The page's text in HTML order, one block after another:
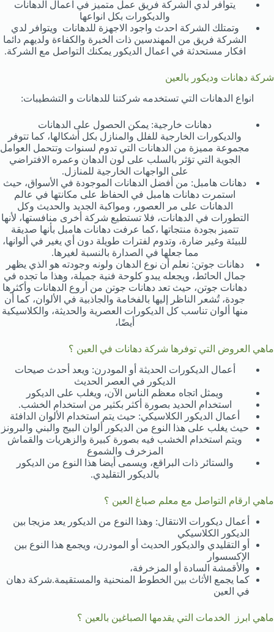
يتوافر لدي الشركة فريق عمل متميز في اعمال الدهانات
والديكورات بكل انواعها
وتمتلك الشركة احدث واجود الاجهزة للدهانات ويتوافر لدي
الشركة فريق من المهندسين ذات الخبرة والكفاءة ولديهم دائما
افكار مستحدثة في اعمال الديكور يمكنك التواصل مع الشركة.
شركة دهانات وديكور بالعين
انواع الدهانات التي تستخدمه شركتنا للدهانات و التشطيبات:
دهانات خارجية: يمكن الحصول على الدهانات
والديكورات الخارجية للفلل والمنازل بكل أشكالها، كما تتوفر
مجموعة مميزة من الدهانات التي تدوم لسنوات وتتحمل العوامل
الجوية التي تؤثر بالسلب على لون الدهان وعمره الافتراضي
على الواجهات الخارجية للمنازل.
دهانات هامبل: من أفضل الدهانات الموجودة في الأسواق، حيث
استمرت دهانات هامبل في الحفاظ على مكانتها في عالم
الدهانات على مر العصور، ومواكبة الجديد والحديث وكل
التطورات في الدهانات، فلا تستطيع شركة أخرى منافستها، لأنها
تتميز بجودة منتجاتها ،كما عرفت دهانات هامبل بأنها صديقة
للبيئة وغير ضارة، وتدوم لفترات طويلة دون أي يغير في ألوانها،
مما جعلها في الصدارة بالنسبة لغيرها.
دهانات جوتن: نعلم أن نوع الدهان ولونه وجودته هو الذي يظهر
جمال الحائط، ويجعله يبدو كلوحة فنية جميلة، وهذا ما تجده في
دهانات جوتن، حيث تعد دهانات جوتن من أروع الدهانات وأكثرها
جودة، تُشعر الناظر إليها بالفخامة والجاذبية في الألوان، كما أن
منها ألوان تناسب كل الديكورات العصرية والحديثة، والكلاسيكية
أيضًا،
ماهي العروض التي توفرها شركة دهانات في العين ؟
أعمال الديكورات الحديثة أو المودرن: ويعد أحدث صيحات
الديكور في العصر الحديث
ويمثل اتجاه معظم الناس الآن، ويغلب على الديكور
استخدام الحديد بصورة أكثر بكثير من استخدام الخشب.
أعمال الديكور الكلاسيكي: حيث يتم استخدام الألوان الدافئة
حيث يغلب على هذا النوع من الديكور ألوان البيج والبني والبرونز
ويتم استخدام الخشب فيه بصورة كبيرة والزهريات والقماش
المزخرف والشموع
والستائر ذات البراقع، ويسمى أيضا هذا النوع من الديكور
بالديكور التقليدي.
ماهي ارقام التواصل مع معلم صباغ العين ؟
أعمال ديكورات الانتقال: وهذا النوع من الديكور يعد مزيجا بين
الديكور الكلاسيكي
أو التقليدي والديكور الحديث أو المودرن، ويجمع هذا النوع بين
الإكسسوار
والأقمشة السادة أو المزخرفة،
كما يجمع الأثاث بين الخطوط المنحنية والمستقيمة.شركة دهان
في العين
ماهي ابرز الخدمات التي يقدمها الصباغين بالعين ؟